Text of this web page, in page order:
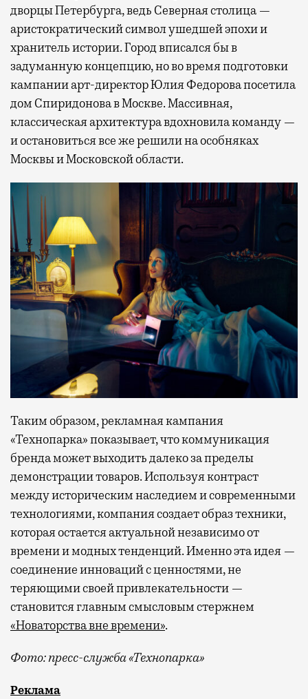
дворцы Петербурга, ведь Северная столица —
аристократический символ ушедшей эпохи и
хранитель истории. Город вписался бы в
задуманную концепцию, но во время подготовки
кампании арт-директор Юлия Федорова посетила
дом Спиридонова в Москве. Массивная,
классическая архитектура вдохновила команду —
и остановиться все же решили на особняках
Москвы и Московской области.
Таким образом, рекламная кампания
«Технопарка» показывает, что коммуникация
бренда может выходить далеко за пределы
демонстрации товаров. Используя контраст
между историческим наследием и современными
технологиями, компания создает образ техники,
которая остается актуальной независимо от
времени и модных тенденций. Именно эта идея —
соединение инноваций с ценностями, не
теряющими своей привлекательности —
становится главным смысловым стержнем
«Новаторства вне времени».
Фото: пресс-служба «Технопарка»
Рекламные кампании техники редко выходят за
Реклама